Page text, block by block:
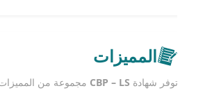
المميزات
توفر شهادة CBP – LS مجموعة من المميزات